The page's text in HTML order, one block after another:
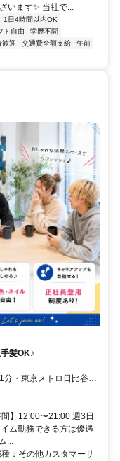
います✨ 当社で...
1日4時間以内OK
ト自由
学歴不問
歓迎 交通費全額支給
午前
髪OK♪
分・東京メトロ日比谷
トロ半蔵門線「水天宮
】12:00〜21:00 週3日
ム勤務できる方は優遇
...
：その他カスタマーサ